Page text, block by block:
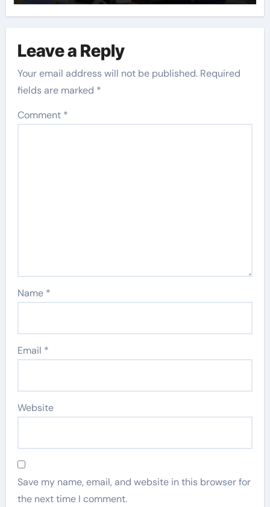
Leave a Reply
Your email address will not be published. Required
fields are marked *
Comment *
Name *
Email *
Website
Save my name, email, and website in this browser for
the next time I comment.